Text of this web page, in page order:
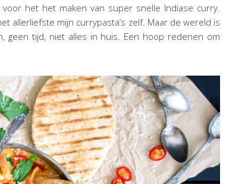
voor het het maken van super snelle Indiase curry.
allerliefste mijn currypasta’s zelf. Maar de wereld is
geen tijd, niet alles in huis. Een hoop redenen om